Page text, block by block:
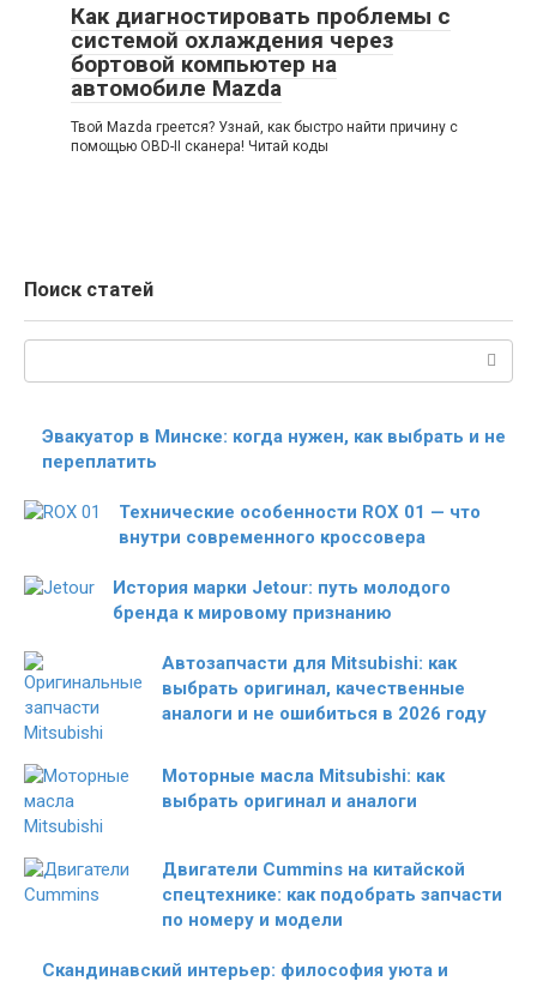
Как диагностировать проблемы с
системой охлаждения через
бортовой компьютер на
автомобиле Mazda
Твой Mazda греется? Узнай, как быстро найти причину с
помощью OBD-II сканера! Читай коды
Поиск статей
Эвакуатор в Минске: когда нужен, как выбрать и не
переплатить
Технические особенности ROX 01 — что
внутри современного кроссовера
История марки Jetour: путь молодого
бренда к мировому признанию
Автозапчасти для Mitsubishi: как
выбрать оригинал, качественные
аналоги и не ошибиться в 2026 году
Моторные масла Mitsubishi: как
выбрать оригинал и аналоги
Двигатели Cummins на китайской
спецтехнике: как подобрать запчасти
по номеру и модели
Скандинавский интерьер: философия уюта и